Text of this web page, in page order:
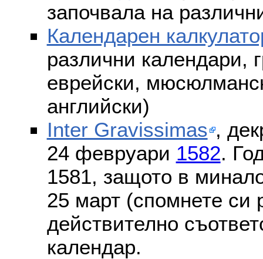
започвала на
Календарен
различни календари,
еврейски,
английски)
Inter Gravissimas ,
24 февруари 1582.
1581, защото в
25 март (спомнете си
действително
календар.